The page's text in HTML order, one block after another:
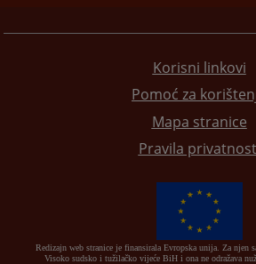
Korisni linkovi
Pomoć za
Mapa stranice
Pravila
Redizajn web stranice je finansirala Evropska unija. Za njen
Visoko sudsko i tužilačko vijeće BiH i ona ne odražava